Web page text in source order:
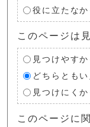
役に立たなか
このページは
見つけやすか
どちらとも
見つけにくか
このページに